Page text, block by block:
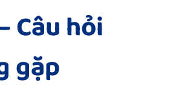
Câu hỏi
gặp